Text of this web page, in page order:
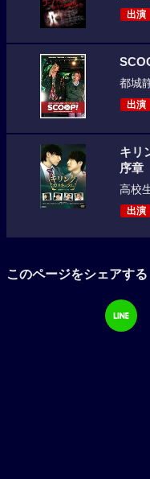
出演
都城
出演
キリ
序章
高校
出演
このページをシェアする